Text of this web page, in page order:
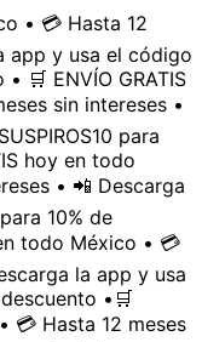
• 💳 Hasta 12
app y usa el código
🛒 ENVÍO GRATIS
sin intereses •
para
hoy en todo
• 📲 Descarga
10% de
todo México • 💳
la app y usa
• 🛒
💳 Hasta 12 meses